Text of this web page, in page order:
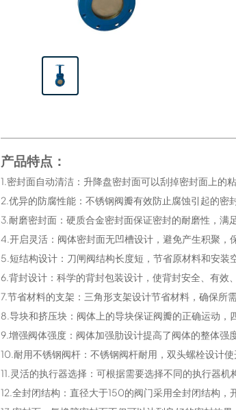
产品特点：
1.密封面自动清洁：升降盘密封面可以刮掉密封面上的
2.优异的防腐性能：不锈钢阀瓣有效防止腐蚀引起的密封
3.耐磨密封面：硬质合金密封面保证密封的耐磨性，满
4.开启灵活：阀体密封面无凹槽设计，避免产生积聚，
5.短结构设计：刀闸阀结构长度短，节省原材料和安装
6.背封设计：科学的背封包装设计，使背封安全、有效、
7.节省材料的支架：三角形支架设计节省材料，确保所
8.导块和挤压块：阀体上的导块保证阀瓣的正确运动，
9.增强阀体强度：阀体加强肋设计提高了阀体的整体强度
10.耐用不锈钢阀杆：不锈钢阀杆耐用，双头螺栓设计使
11.灵活的执行器选择：可根据需要选择不同的执行器机
12.全封闭结构：直径大于150的阀门采用全封闭结构，